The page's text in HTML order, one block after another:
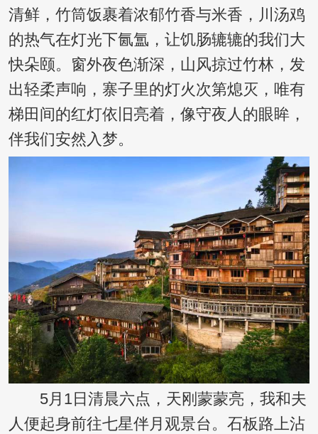
清鲜，竹筒饭裹着浓郁竹香与米香，川汤鸡
的热气在灯光下氤氲，让饥肠辘辘的我们大
快朵颐。窗外夜色渐深，山风掠过竹林，发
出轻柔声响，寨子里的灯火次第熄灭，唯有
梯田间的红灯依旧亮着，像守夜人的眼眸，
伴我们安然入梦。
5月1日清晨六点，天刚蒙蒙亮，我和夫
人便起身前往七星伴月观景台。石板路上沾